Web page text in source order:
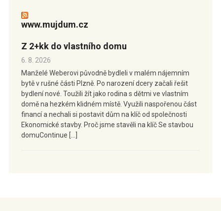
www.mujdum.cz
Z 2+kk do vlastního domu
6. 8. 2026
Manželé Weberovi původně bydleli v malém nájemním
bytě v rušné části Plzně. Po narození dcery začali řešit
bydlení nové. Toužili žít jako rodina s dětmi ve vlastním
domě na hezkém klidném místě. Využili naspořenou část
financí a nechali si postavit dům na klíč od společnosti
Ekonomické stavby. Proč jsme stavěli na klíč Se stavbou
domuContinue […]